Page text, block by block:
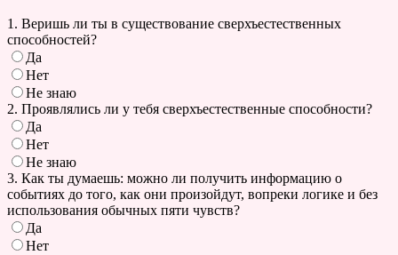
1. Веришь ли ты в существование сверхъестественных
способностей?
Да
Нет
Не знаю
2. Проявлялись ли у тебя сверхъестественные способности?
Да
Нет
Не знаю
3. Как ты думаешь: можно ли получить информацию о
событиях до того, как они произойдут, вопреки логике и без
использования обычных пяти чувств?
Да
Нет